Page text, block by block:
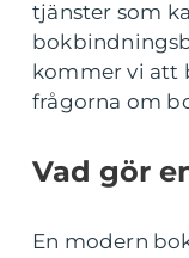
tjänster som
kommer vi att
frågorna om
Vad gör
En modern